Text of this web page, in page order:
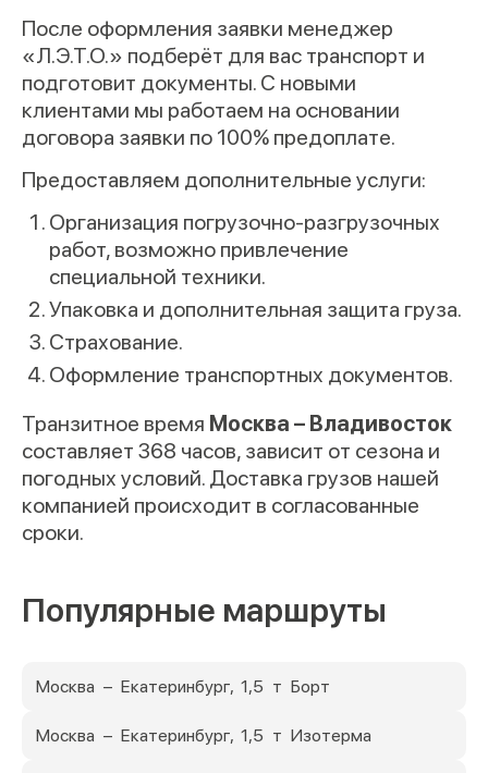
После оформления заявки менеджер
«Л.Э.Т.О.» подберёт для вас транспорт и
подготовит документы. С новыми
клиентами мы работаем на основании
договора заявки по 100% предоплате.
Предоставляем дополнительные услуги:
Организация погрузочно-разгрузочных
работ, возможно привлечение
специальной техники.
Упаковка и дополнительная защита груза.
Страхование.
Оформление транспортных документов.
Транзитное время Москва – Владивосток
составляет 368 часов, зависит от сезона и
погодных условий. Доставка грузов нашей
компанией происходит в согласованные
сроки.
Популярные маршруты
Москва – Екатеринбург, 1,5 т Борт
Москва – Екатеринбург, 1,5 т Изотерма